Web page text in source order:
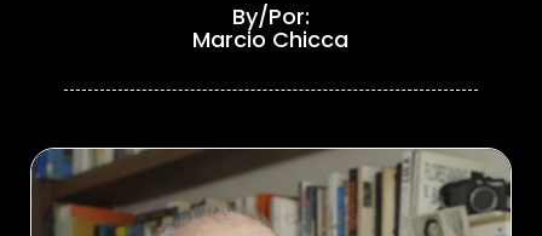
By/Por:
Marcio Chicca